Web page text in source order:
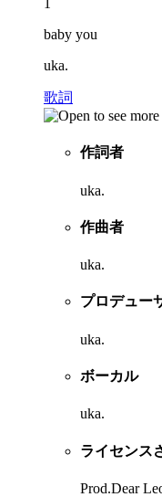
baby you
uka.
歌詞
作詞者
uka.
作曲者
uka.
プロデュー
uka.
ボーカル
uka.
ライセンス
Prod.Dear